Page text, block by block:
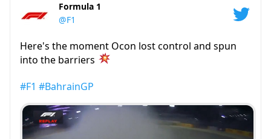
Formula 1
@F1
Here's the moment Ocon lost control and spun
into the barriers
#F1 #BahrainGP